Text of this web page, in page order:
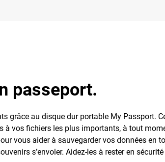
passeport.
grâce au disque dur portable My Passport.
à vos fichiers les plus importants, à tout
vous aider à sauvegarder vos données en
s’envoler. Aidez-les à rester en